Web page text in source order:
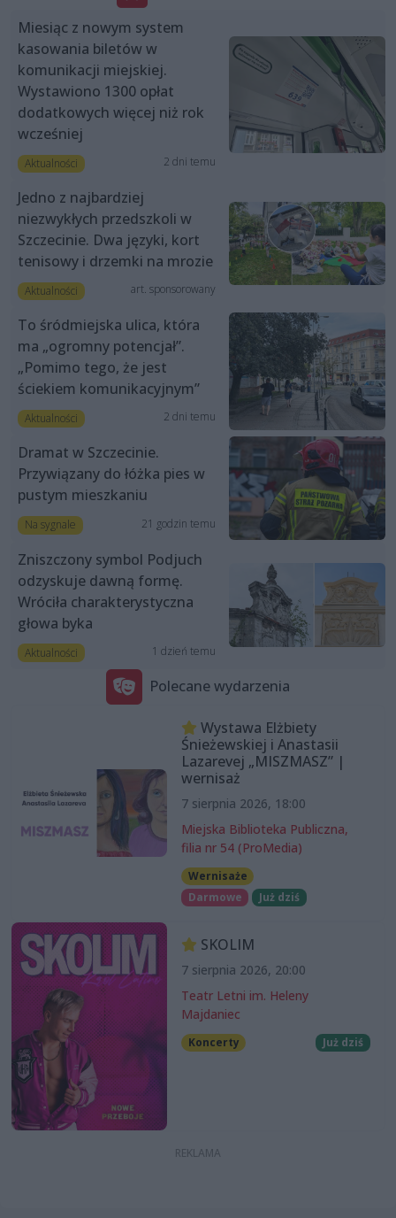
Miesiąc z nowym system
kasowania biletów w
komunikacji miejskiej.
Wystawiono 1300 opłat
dodatkowych więcej niż rok
wcześniej
Aktualności 2 dni temu
Jedno z najbardziej
niezwykłych przedszkoli w
Szczecinie. Dwa języki, kort
tenisowy i drzemki na mrozie
Aktualności art. sponsorowany
To śródmiejska ulica, która
ma „ogromny potencjał”.
„Pomimo tego, że jest
ściekiem komunikacyjnym”
Aktualności 2 dni temu
Dramat w Szczecinie.
Przywiązany do łóżka pies w
pustym mieszkaniu
Na sygnale 21 godzin temu
Zniszczony symbol Podjuch
odzyskuje dawną formę.
Wróciła charakterystyczna
głowa byka
Aktualności 1 dzień temu
Polecane wydarzenia
Wystawa Elżbiety
Śnieżewskiej i Anastasii
Lazarevej „MISZMASZ” |
wernisaż
7 sierpnia 2026, 18:00
Miejska Biblioteka Publiczna,
filia nr 54 (ProMedia)
Wernisaże
Darmowe
Już dziś
SKOLIM
7 sierpnia 2026, 20:00
Teatr Letni im. Heleny
Majdaniec
Koncerty Już dziś